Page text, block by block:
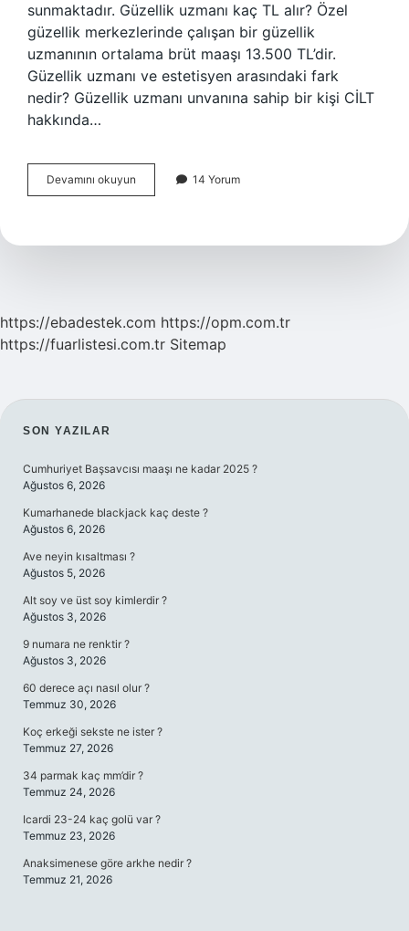
sunmaktadır. Güzellik uzmanı kaç TL alır? Özel
güzellik merkezlerinde çalışan bir güzellik
uzmanının ortalama brüt maaşı 13.500 TL’dir.
Güzellik uzmanı ve estetisyen arasındaki fark
nedir? Güzellik uzmanı unvanına sahip bir kişi CİLT
hakkında…
Devamını okuyun Güzellik
Uzmanı
14 Yorum
https://ebadestek.com https://opm.com.tr
https://fuarlistesi.com.tr Sitemap
SIDEBAR
SON YAZILAR
Cumhuriyet Başsavcısı maaşı ne kadar 2025 ?
Ağustos 6, 2026
Kumarhanede blackjack kaç deste ?
Ağustos 6, 2026
Ave neyin kısaltması ?
Ağustos 5, 2026
Alt soy ve üst soy kimlerdir ?
Ağustos 3, 2026
9 numara ne renktir ?
Ağustos 3, 2026
60 derece açı nasıl olur ?
Temmuz 30, 2026
Koç erkeği sekste ne ister ?
Temmuz 27, 2026
34 parmak kaç mm’dir ?
Temmuz 24, 2026
Icardi 23-24 kaç golü var ?
Temmuz 23, 2026
Anaksimenese göre arkhe nedir ?
Temmuz 21, 2026